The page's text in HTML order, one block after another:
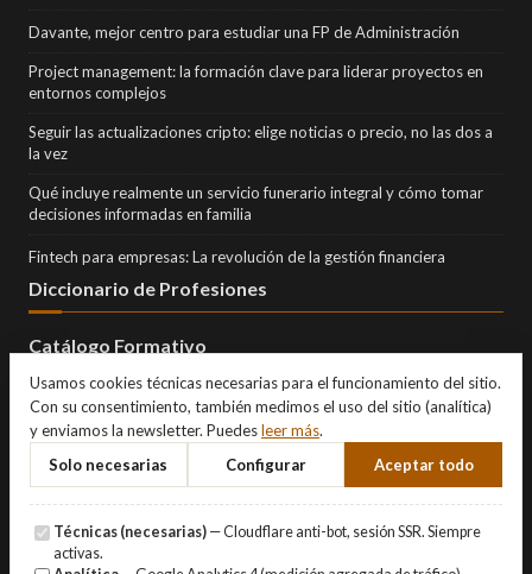
Davante, mejor centro para estudiar una FP de Administración
Project management: la formación clave para liderar proyectos en
entornos complejos
Seguir las actualizaciones cripto: elige noticias o precio, no las dos a
la vez
Qué incluye realmente un servicio funerario integral y cómo tomar
decisiones informadas en familia
Fintech para empresas: La revolución de la gestión financiera
Diccionario de Profesiones
Catálogo Formativo
Usamos cookies técnicas necesarias para el funcionamiento del sitio.
Con su consentimiento, también medimos el uso del sitio (analítica)
y enviamos la newsletter. Puedesleer más.
Solo necesarias
Configurar Aceptar todo
Técnicas (necesarias) — Cloudflare anti-bot, sesión SSR. Siempre
activas.